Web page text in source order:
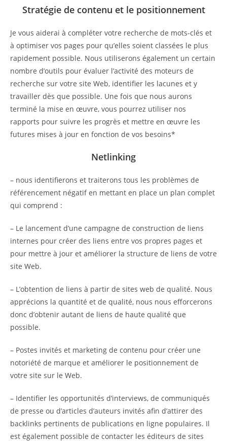
Stratégie de contenu et le positionnement
Je vous aiderai à compléter votre recherche de mots-clés et
à optimiser vos pages pour qu’elles soient classées le plus
rapidement possible. Nous utiliserons également un certain
nombre d’outils pour évaluer l’activité des moteurs de
recherche sur votre site Web, identifier les lacunes et y
travailler dès que possible. Une fois que nous aurons
terminé la mise en œuvre, vous pourrez utiliser nos
rapports pour suivre les progrès et mettre en œuvre les
futures mises à jour en fonction de vos besoins*
Netlinking
– nous identifierons et traiterons tous les problèmes de
référencement négatif en mettant en place un plan complet
qui comprend :
– Le lancement d’une campagne de construction de liens
internes pour créer des liens entre vos propres pages et
pour mettre à jour et améliorer la structure de liens de votre
site Web.
– L’obtention de liens à partir de sites web de qualité. Nous
apprécions la quantité et de qualité, nous nous efforcerons
donc d’obtenir autant de liens de haute qualité que
possible.
– Postes invités et marketing de contenu pour créer une
notoriété de marque et améliorer le positionnement de
votre site sur le Web.
– Identifier les opportunités d’interviews, de communiqués
de presse ou d’articles d’auteurs invités afin d’attirer des
backlinks pertinents de publications en ligne populaires. Il
est également possible de contacter les éditeurs de sites